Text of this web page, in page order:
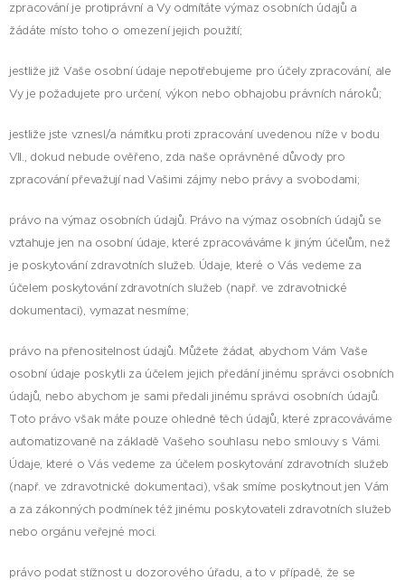
zpracování je protiprávní a Vy odmítáte výmaz osobních údajů a
žádáte místo toho o omezení jejich použití;
jestliže již Vaše osobní údaje nepotřebujeme pro účely zpracování, ale
Vy je požadujete pro určení, výkon nebo obhajobu právních nároků;
jestliže jste vznesl/a námitku proti zpracování uvedenou níže v bodu
VII., dokud nebude ověřeno, zda naše oprávněné důvody pro
zpracování převažují nad Vašimi zájmy nebo právy a svobodami;
právo na výmaz osobních údajů. Právo na výmaz osobních údajů se
vztahuje jen na osobní údaje, které zpracováváme k jiným účelům, než
je poskytování zdravotních služeb. Údaje, které o Vás vedeme za
účelem poskytování zdravotních služeb (např. ve zdravotnické
dokumentaci), vymazat nesmíme;
právo na přenositelnost údajů. Můžete žádat, abychom Vám Vaše
osobní údaje poskytli za účelem jejich předání jinému správci osobních
údajů, nebo abychom je sami předali jinému správci osobních údajů.
Toto právo však máte pouze ohledně těch údajů, které zpracováváme
automatizovaně na základě Vašeho souhlasu nebo smlouvy s Vámi.
Údaje, které o Vás vedeme za účelem poskytování zdravotních služeb
(např. ve zdravotnické dokumentaci), však smíme poskytnout jen Vám
a za zákonných podmínek též jinému poskytovateli zdravotních služeb
nebo orgánu veřejné moci.
právo podat stížnost u dozorového úřadu, a to v případě, že se